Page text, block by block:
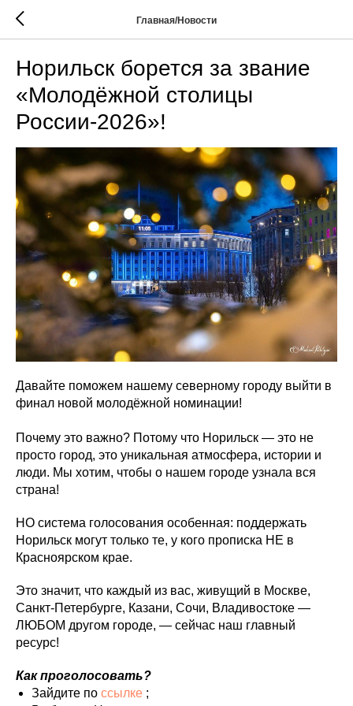
Главная/Новости
Норильск борется за звание
«Молодёжной столицы
России-2026»!
Давайте поможем нашему северному городу выйти в
финал новой молодёжной номинации!
Почему это важно? Потому что Норильск — это не
просто город, это уникальная атмосфера, истории и
люди. Мы хотим, чтобы о нашем городе узнала вся
страна!
НО система голосования особенная: поддержать
Норильск могут только те, у кого прописка НЕ в
Красноярском крае.
Это значит, что каждый из вас, живущий в Москве,
Санкт-Петербурге, Казани, Сочи, Владивостоке —
ЛЮБОМ другом городе, — сейчас наш главный
ресурс!
Как проголосовать?
Зайдите по ссылке ;